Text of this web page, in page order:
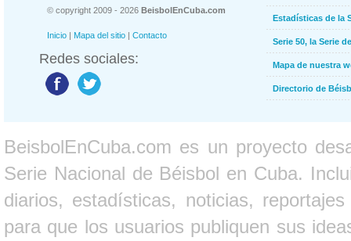
© copyright 2009 - 2026 BeisbolEnCuba.com
Inicio | Mapa del sitio | Contacto
Redes sociales:
Estadísticas de la
Serie 50, la Serie
Mapa de nuestra
Directorio de
BeisbolEnCuba.com es un proyecto
Serie Nacional de Béisbol en Cuba.
diarios, estadísticas, noticias,
para que los usuarios publiquen sus